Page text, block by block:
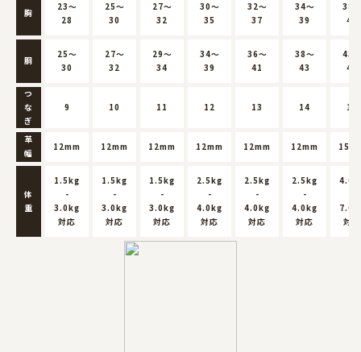
胸
23～
28
25～
30
27～
32
30～
35
32～
37
34～
39
38
44
胴
25～
30
27～
32
29～
34
34～
39
36～
41
38～
43
43
49
つ
な
ぎ
9 10 11 12 13 14 15
革
幅
12mm 12mm 12mm 12mm 12mm 12mm
体
重
1.5kg
-
3.0kg
対応
1.5kg
-
3.0kg
対応
1.5kg
-
3.0kg
対応
2.5kg
-
4.0kg
対応
2.5kg
-
4.0kg
対応
2.5kg
-
4.0kg
対応
対応